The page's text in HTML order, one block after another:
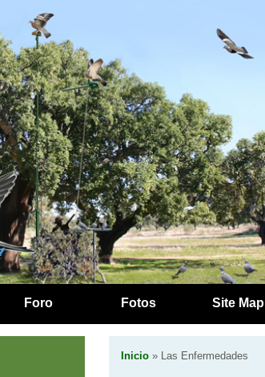
Foro Fotos Site Map
Inicio» Las Enfermedades